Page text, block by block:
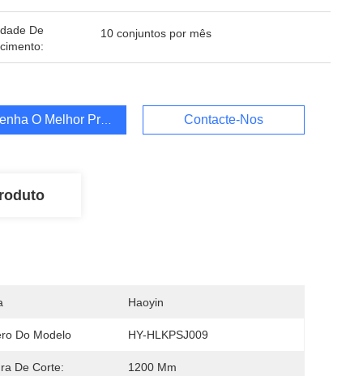
De
10 conjuntos por mês
O Melhor Preço Contacte-Nos
Haoyin
Do Modelo HY-HLKPSJ009
De Corte: 1200 Mm